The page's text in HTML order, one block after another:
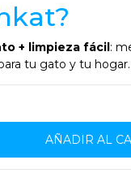
+ limpieza fácil:
tu gato y tu hogar.